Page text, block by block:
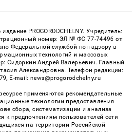
PROGORODCHELNY. Учредитель:
номер: ЭЛ № ФС 77-74496 от
Федеральной службой по надзору в
технологий и массовых
Сидоркин Андрей Валерьевич. Главный
Александровна. Телефон редакции:
E-mail: news@progorodchelny.ru
применяются рекомендательные
технологии предоставления
сбора, систематизации и анализа
к предпочтениям пользователей сети
на территории Российской